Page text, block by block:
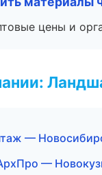
цены и
—
—